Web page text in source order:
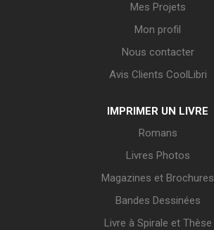
Mes Projets
Mon profil
Nous contacter
Avis Clients CoolLibri
IMPRIMER UN LIVRE
Romans
Livres Photos
Magazines et Brochures
Bandes Dessinées
Livre à Spirale et Thèse